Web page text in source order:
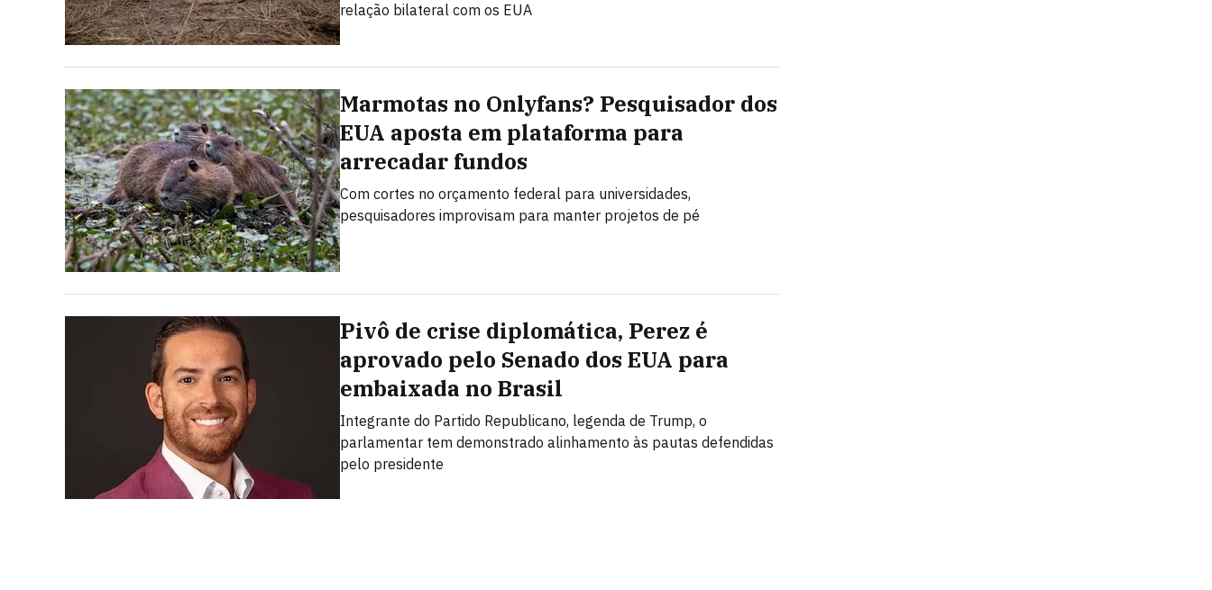
relação bilateral com os EUA
Marmotas no Onlyfans? Pesquisador dos
EUA aposta em plataforma para
arrecadar fundos
Com cortes no orçamento federal para universidades,
pesquisadores improvisam para manter projetos de pé
Pivô de crise diplomática, Perez é
aprovado pelo Senado dos EUA para
embaixada no Brasil
Integrante do Partido Republicano, legenda de Trump, o
parlamentar tem demonstrado alinhamento às pautas defendidas
pelo presidente